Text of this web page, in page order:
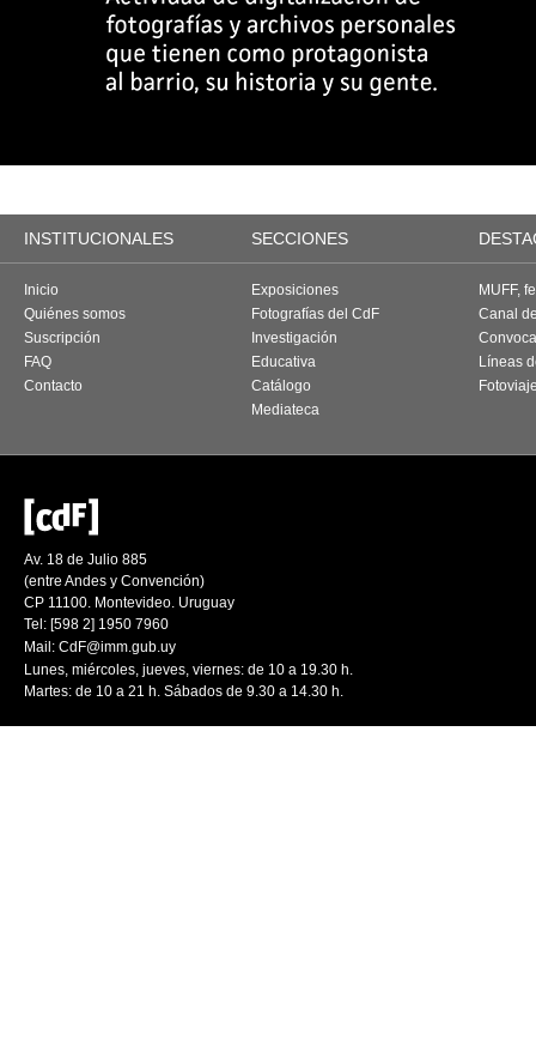
INSTITUCIONALES SECCIONES
Inicio
Quiénes somos
Suscripción
FAQ
Contacto
Exposiciones
Fotografías del CdF
Investigación
Educativa
Catálogo
Mediateca
MUFF,
Canal
Líneas
Av. 18 de Julio 885
(entre Andes y Convención)
CP 11100. Montevideo. Uruguay
Tel: [598 2] 1950 7960
Mail: CdF@imm.gub.uy
Lunes, miércoles, jueves, viernes: de 10 a 19.30 h.
Martes: de 10 a 21 h. Sábados de 9.30 a 14.30 h.